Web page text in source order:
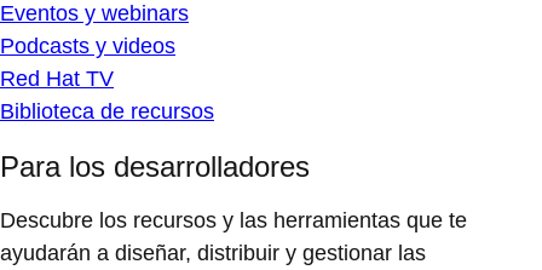
Eventos y webinars
Podcasts y videos
Red Hat TV
Biblioteca de recursos
Para los desarrolladores
Descubre los recursos y las herramientas que te
ayudarán a diseñar, distribuir y gestionar las